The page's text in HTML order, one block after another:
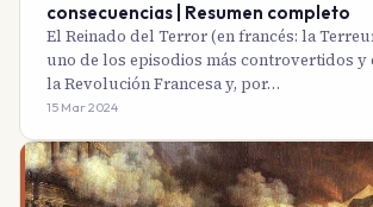
consecuencias | Resumen completo
El Reinado del Terror (en francés: la
uno de los episodios más controvertidos y
la Revolución Francesa y, por…
15 Mar 2024